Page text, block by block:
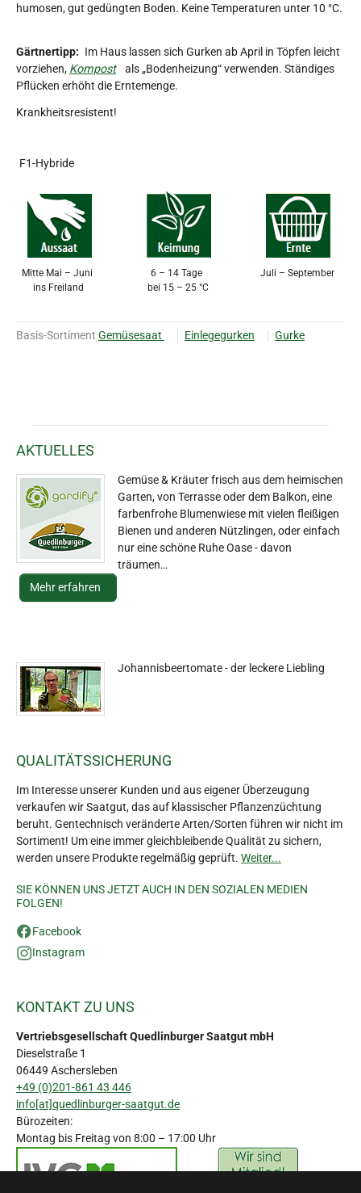
humosen, gut gedüngten Boden. Keine Temperaturen unter 10 °C.
Gärtnertipp: Im Haus lassen sich Gurken ab April in Töpfen leicht
vorziehen, Kompost
als „Bodenheizung“ verwenden. Ständiges
Pflücken erhöht die Erntemenge.
Krankheitsresistent!
F1-Hybride
Mitte Mai – Juni
ins Freiland
6 – 14 Tage
bei 15 – 25 °C
Juli – September
Basis-Sortiment Gemüsesaat Einlegegurken Gurke
AKTUELLES
Gemüse & Kräuter frisch aus dem heimischen
Garten, von Terrasse oder dem Balkon, eine
farbenfrohe Blumenwiese mit vielen fleißigen
Bienen und anderen Nützlingen, oder einfach
nur eine schöne Ruhe Oase - davon
träumen…
Mehr erfahren
Johannisbeertomate - der leckere Liebling
QUALITÄTSSICHERUNG
Im Interesse unserer Kunden und aus eigener Überzeugung
verkaufen wir Saatgut, das auf klassischer Pflanzenzüchtung
beruht. Gentechnisch veränderte Arten/Sorten führen wir nicht im
Sortiment! Um eine immer gleichbleibende Qualität zu sichern,
werden unsere Produkte regelmäßig geprüft. Weiter...
SIE KÖNNEN UNS JETZT AUCH IN DEN SOZIALEN MEDIEN
FOLGEN!
Facebook
Instagram
KONTAKT ZU UNS
Vertriebsgesellschaft Quedlinburger Saatgut mbH
Dieselstraße 1
06449 Aschersleben
+49 (0)201-861 43 446
info[at]quedlinburger-saatgut.de
Bürozeiten:
Montag bis Freitag von 8:00 – 17:00 Uhr